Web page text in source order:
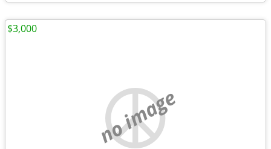
no image
$3,000